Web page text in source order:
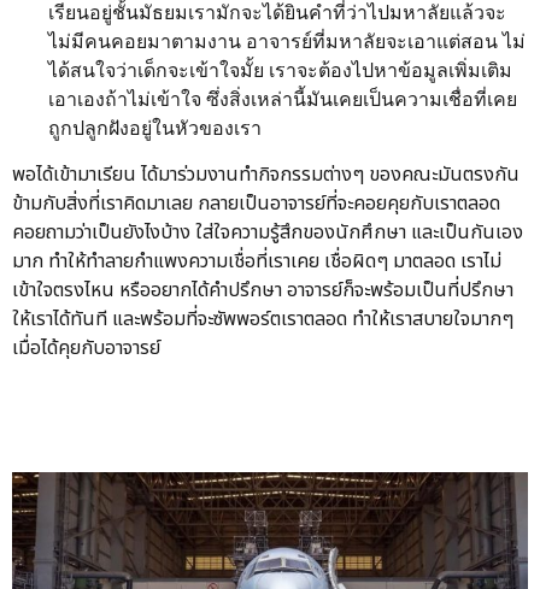
เรียนอยู่ชั้นมัธยมเรามักจะได้ยินคำที่ว่าไปมหาลัยแล้วจะ
ไม่มีคนคอยมาตามงาน อาจารย์ที่มหาลัยจะเอาแต่สอน ไม่
ได้สนใจว่าเด็กจะเข้าใจมั้ย เราจะต้องไปหาข้อมูลเพิ่มเติม
เอาเองถ้าไม่เข้าใจ ซึ่งสิ่งเหล่านี้มันเคยเป็นความเชื่อที่เคย
ถูกปลูกฝังอยู่ในหัวของเรา
พอได้เข้ามาเรียน ได้มาร่วมงานทำกิจกรรมต่างๆ ของคณะมันตรงกัน
ข้ามกับสิ่งที่เราคิดมาเลย กลายเป็นอาจารย์ที่จะคอยคุยกับเราตลอด
คอยถามว่าเป็นยังไงบ้าง ใส่ใจความรู้สึกของนักศึกษา และเป็นกันเอง
มาก ทำให้ทำลายกำแพงความเชื่อที่เราเคย เชื่อผิดๆ มาตลอด เราไม่
เข้าใจตรงไหน หรืออยากได้คำปรึกษา อาจารย์ก็จะพร้อมเป็นที่ปรึกษา
ให้เราได้ทันที และพร้อมที่จะซัพพอร์ตเราตลอด ทำให้เราสบายใจมากๆ
เมื่อได้คุยกับอาจารย์